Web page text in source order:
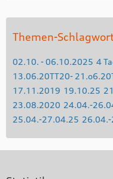
Themen-
02.10. - 06.10.2025 4
13.06.20TT20-
17.11.2019 19.10.25
23.08.2020 24.04.-
25.04.-27.04.25